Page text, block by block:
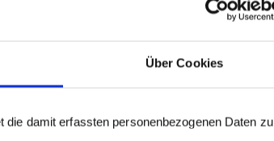
Über Cookies
die damit erfassten personenbezogenen Daten zu